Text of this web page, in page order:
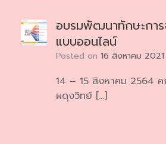
อบรมพัฒนาทักษะการ
แบบออนไลน์
Posted on 16 สิงหาคม 2021
14 – 15 สิงหาคม 2564 ค
ผดุงวิทย์ […]